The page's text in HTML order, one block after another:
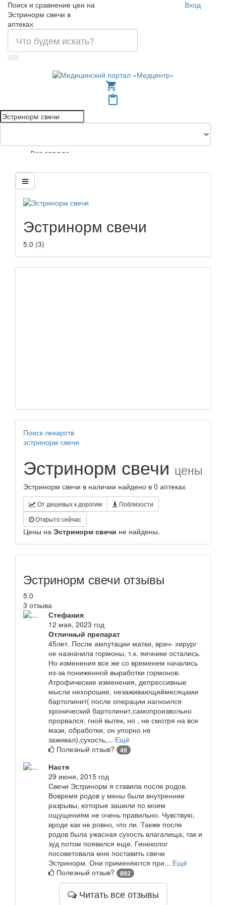
Поиск и сравнение цен на
Эстринорм свечи в
аптеках
Вход
shopping_cart
content_paste
Все города
Эстринорм свечи
5.0 (3)
Поиск лекарств
эстринорм свечи
Эстринорм свечи цены
Эстринорм свечи в наличии найдено в 0 аптеках
От дешевых к дорогим
Поблизости
Открыто сейчас
Цены на Эстринорм свечи не найдены.
Эстринорм свечи отзывы
5.0
3 отзыва
Стефания
12 мая, 2023 год
Отличный препарат
45лет. После ампутации матки, врач- хирург
не назначила гормоны, т.к. яичники остались.
Но изменения все же со временем начались
из-за пониженной выработки гормонов.
Атрофические изменения, депрессивные
мысли нехорошие, незаживающиймесяцами
бартолинит( после операции нагноился
хронический бартолинит,самопроизвольно
прорвался, гной вытек, но , не смотря на все
мази, обработки, он упорно не
заживал),сухость,... Ещё
Полезный отзыв?
49
Настя
29 июня, 2015 год
Свечи Эстринорм я ставила после родов.
Вовремя родов у мены были внутренние
разрывы, которые зашили по моим
ощущениям не очень правильно. Чувствую,
вроде как не ровно, что ли. Также после
родов была ужасная сухость влагалища, так и
зуд потом появился еще. Гинеколог
посоветовала мне поставить свечи
Эстринорм. Они применяются при... Ещё
Полезный отзыв?
892
Читать все отзывы